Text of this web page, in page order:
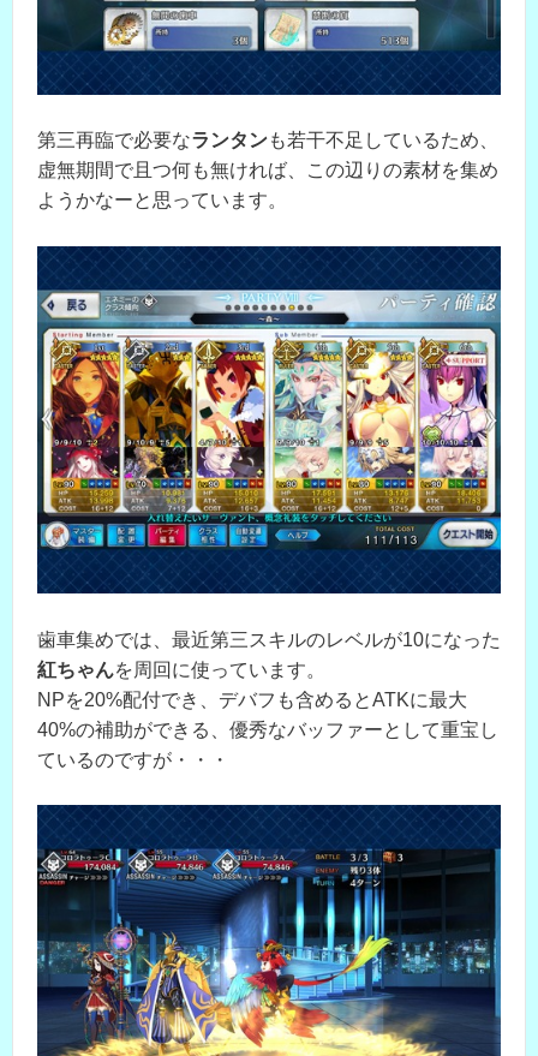
第三再臨で必要なランタンも若干不足しているため、
虚無期間で且つ何も無ければ、この辺りの素材を集め
ようかなーと思っています。
歯車集めでは、最近第三スキルのレベルが10になった
紅ちゃんを周回に使っています。
NPを20%配付でき、デバフも含めるとATKに最大
40%の補助ができる、優秀なバッファーとして重宝し
ているのですが・・・